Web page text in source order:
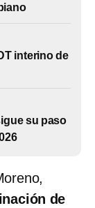
interino de
su paso
de